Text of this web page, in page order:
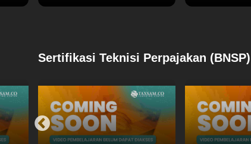
Sertifikasi Teknisi Perpajakan